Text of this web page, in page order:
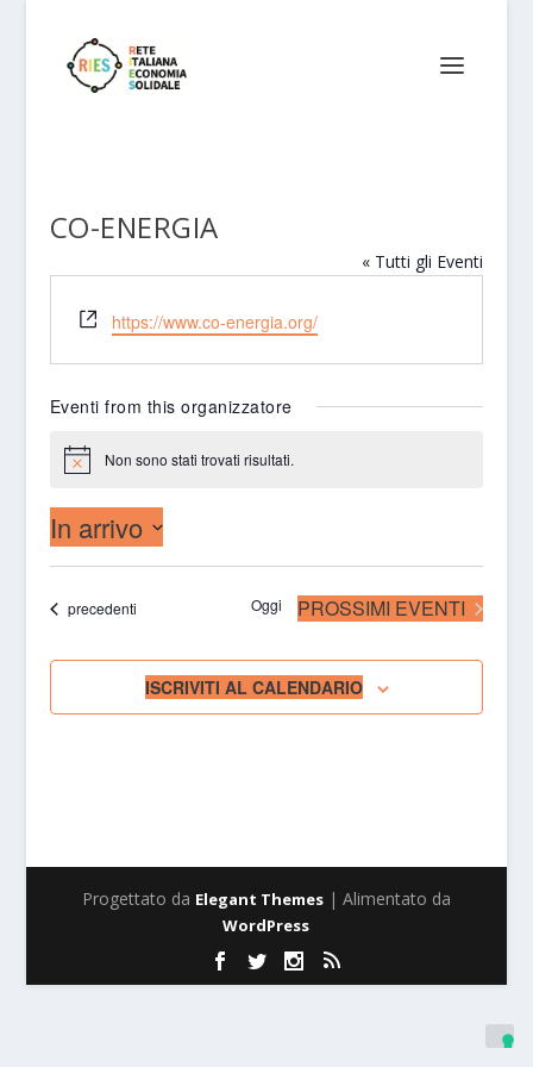
CO-ENERGIA
« Tutti gli Eventi
Website
https://www.co-energia.org/
Eventi from this organizzatore
Notice Non sono stati trovati risultati.
In arrivo
data.Eventi
precedenti Oggi PROSSIMI EVENTI
ISCRIVITI AL CALENDARIO
Progettato da Elegant Themes| Alimentato da
WordPress